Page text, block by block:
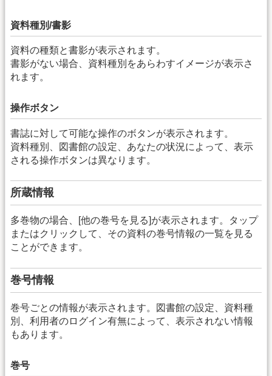
資料種別/書影
資料の種類と書影が表示されます。
書影がない場合、資料種別をあらわすイメージが表示さ
れます。
操作ボタン
書誌に対して可能な操作のボタンが表示されます。
資料種別、図書館の設定、あなたの状況によって、表示
される操作ボタンは異なります。
所蔵情報
多巻物の場合、[他の巻号を見る]が表示されます。タップ
またはクリックして、その資料の巻号情報の一覧を見る
ことができます。
巻号情報
巻号ごとの情報が表示されます。図書館の設定、資料種
別、利用者のログイン有無によって、表示されない情報
もあります。
巻号